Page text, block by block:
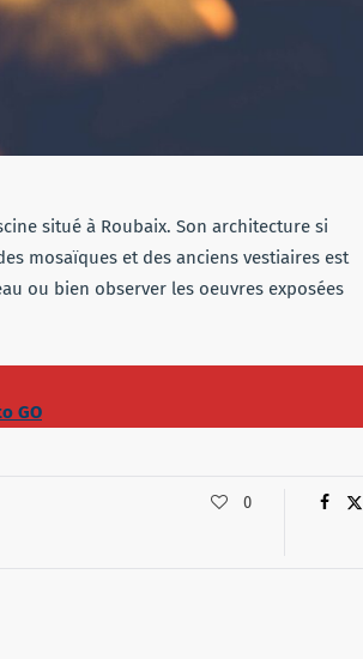
situé à Roubaix. Son architecture si
mosaïques et des anciens vestiaires est
ou bien observer les oeuvres exposées
GO
0